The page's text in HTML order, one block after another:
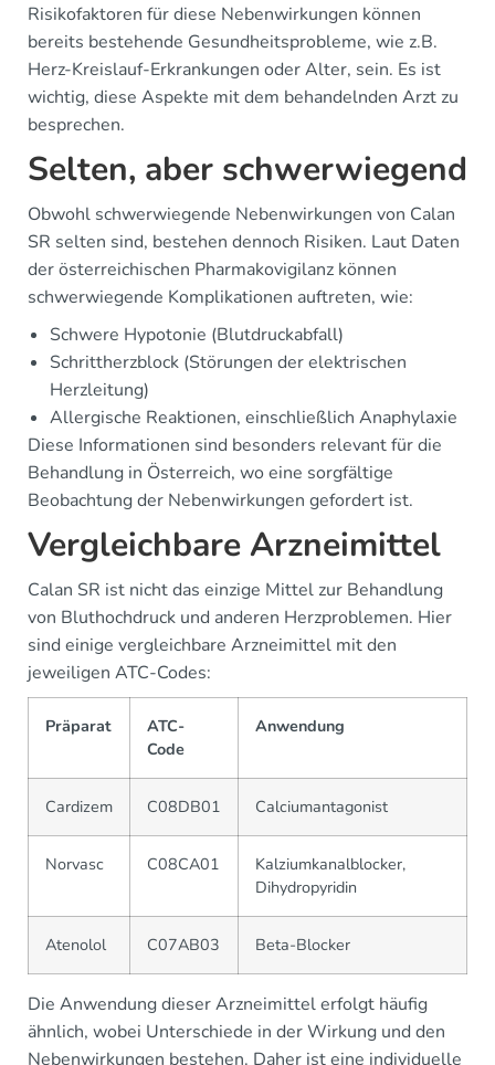
Risikofaktoren für diese Nebenwirkungen können
bereits bestehende Gesundheitsprobleme, wie z.B.
Herz-Kreislauf-Erkrankungen oder Alter, sein. Es ist
wichtig, diese Aspekte mit dem behandelnden Arzt zu
besprechen.
Selten, aber schwerwiegend
Obwohl schwerwiegende Nebenwirkungen von Calan
SR selten sind, bestehen dennoch Risiken. Laut Daten
der österreichischen Pharmakovigilanz können
schwerwiegende Komplikationen auftreten, wie:
Schwere Hypotonie (Blutdruckabfall)
Schrittherzblock (Störungen der elektrischen
Herzleitung)
Allergische Reaktionen, einschließlich Anaphylaxie
Diese Informationen sind besonders relevant für die
Behandlung in Österreich, wo eine sorgfältige
Beobachtung der Nebenwirkungen gefordert ist.
Vergleichbare Arzneimittel
Calan SR ist nicht das einzige Mittel zur Behandlung
von Bluthochdruck und anderen Herzproblemen. Hier
sind einige vergleichbare Arzneimittel mit den
jeweiligen ATC-Codes:
Präparat
ATC-
Code
Anwendung
Cardizem C08DB01 Calciumantagonist
Norvasc C08CA01
Kalziumkanalblocker,
Dihydropyridin
Atenolol C07AB03 Beta-Blocker
Die Anwendung dieser Arzneimittel erfolgt häufig
ähnlich, wobei Unterschiede in der Wirkung und den
Nebenwirkungen bestehen. Daher ist eine individuelle